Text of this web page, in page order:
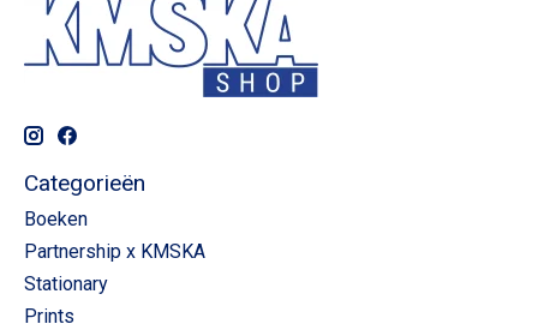
Categorieën
Boeken
Partnership x KMSKA
Stationary
Prints